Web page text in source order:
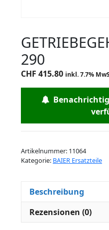
290
CHF 415.80 inkl. 7.7%
Artikelnummer: 11064
Kategorie: BAIER Ersatzteile
Beschreibung
Rezensionen (0)